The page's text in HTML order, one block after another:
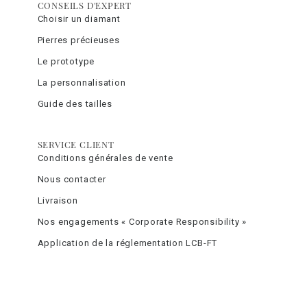
CONSEILS D'EXPERT
Choisir un diamant
Pierres précieuses
Le prototype
La personnalisation
Guide des tailles
SERVICE CLIENT
Conditions générales de vente
Nous contacter
Livraison
Nos engagements « Corporate Responsibility »
Application de la réglementation LCB-FT